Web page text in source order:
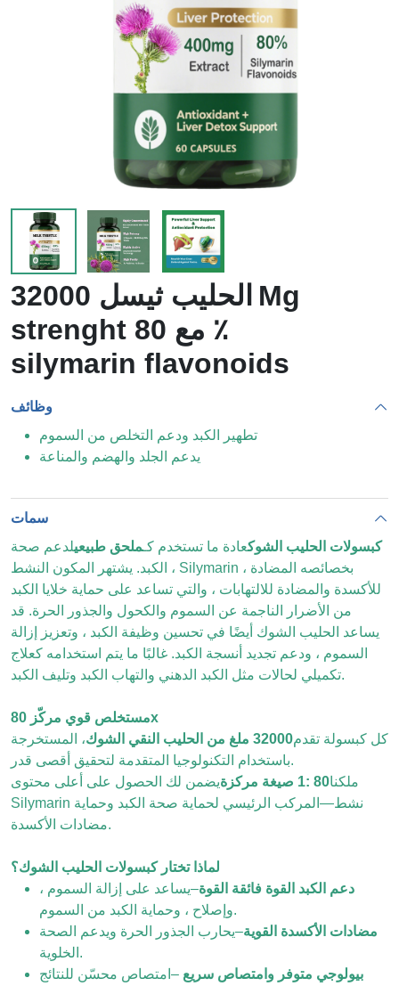
الحليب ثيسل 32000 Mg
strenght مع 80 ٪
silymarin flavonoids
وظائف
تطهير الكبد ودعم التخلص من السموم
يدعم الجلد والهضم والمناعة
سمات
كبسولات الحليب الشوكعادة ما تستخدم كـملحق طبيعيلدعم صحة
الكبد. يشتهر المكون النشط ، Silymarin ، بخصائصه المضادة
للأكسدة والمضادة للالتهابات ، والتي تساعد على حماية خلايا الكبد
من الأضرار الناجمة عن السموم والكحول والجذور الحرة. قد
يساعد الحليب الشوك أيضًا في تحسين وظيفة الكبد ، وتعزيز إزالة
السموم ، ودعم تجديد أنسجة الكبد. غالبًا ما يتم استخدامه كعلاج
تكميلي لحالات مثل الكبد الدهني والتهاب الكبد وتليف الكبد.
مستخلص قوي مركّز 80x
كل كبسولة تقدم32000 ملغ من الحليب النقي الشوك
، المستخرجة
باستخدام التكنولوجيا المتقدمة لتحقيق أقصى قدر.
ملكنا80 :1 صيغة مركزة
يضمن لك الحصول على أعلى محتوى
Silymarin نشط—المركب الرئيسي لحماية صحة الكبد وحماية
مضادات الأكسدة.
لماذا تختار كبسولات الحليب الشوك؟
دعم الكبد القوة فائقة القوة–يساعد على إزالة السموم ،
وإصلاح ، وحماية الكبد من السموم.
مضادات الأكسدة القوية–يحارب الجذور الحرة ويدعم الصحة
الخلوية.
بيولوجي متوفر وامتصاص سريع –امتصاص محسّن للنتائج